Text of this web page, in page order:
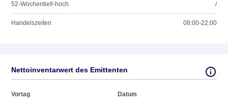
52-Wochentief/-hoch /
Handelszeiten 08:00-22:00
Nettoinventarwert des Emittenten
Vortag Datum